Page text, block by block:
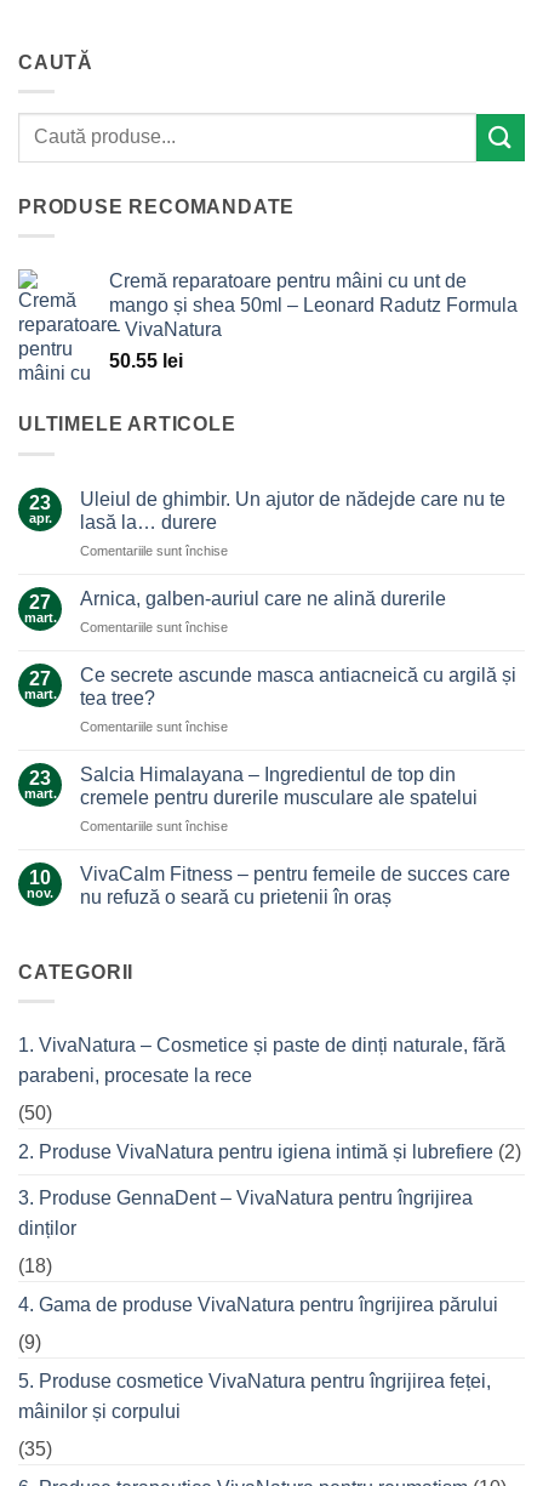
CAUTĂ
PRODUSE RECOMANDATE
Cremă reparatoare pentru mâini cu unt de
mango și shea 50ml – Leonard Radutz Formula
– VivaNatura
50.55 lei
ULTIMELE ARTICOLE
23
apr.
Uleiul de ghimbir. Un ajutor de nădejde care nu te
lasă la… durere
Comentariile sunt închisepentru
de
Un
de
nu
lasă
la…
27
mart.
Arnica, galben-auriul care ne alină durerile
Comentariile sunt închisepentru
galben-
ne
durerile
27
mart.
Ce secrete ascunde masca antiacneică cu argilă și
tea tree?
Comentariile sunt închisepentru
secrete
ascunde
masca
antiacneică
argilă
23
mart.
Salcia Himalayana – Ingredientul de top din
cremele pentru durerile musculare ale spatelui
Comentariile sunt închisepentru
Himalayana
Ingredientul
musculare
ale
10
nov.
VivaCalm Fitness – pentru femeile de succes care
nu refuză o seară cu prietenii în oraș
VivaCalm
Fitness
de
care
seară
cu
în
oraș
CATEGORII
1. VivaNatura – Cosmetice și paste de dinți naturale, fără
parabeni, procesate la rece
(50)
2. Produse VivaNatura pentru igiena intimă și lubrefiere (2)
3. Produse GennaDent – VivaNatura pentru îngrijirea
dinților
(18)
4. Gama de produse VivaNatura pentru îngrijirea părului
(9)
5. Produse cosmetice VivaNatura pentru îngrijirea feței,
mâinilor și corpului
(35)